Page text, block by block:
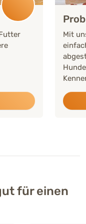
Mit
für einen